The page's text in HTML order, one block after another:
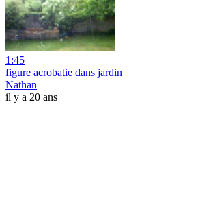
1:45
figure acrobatie dans jardin
Nathan
il y a 20 ans